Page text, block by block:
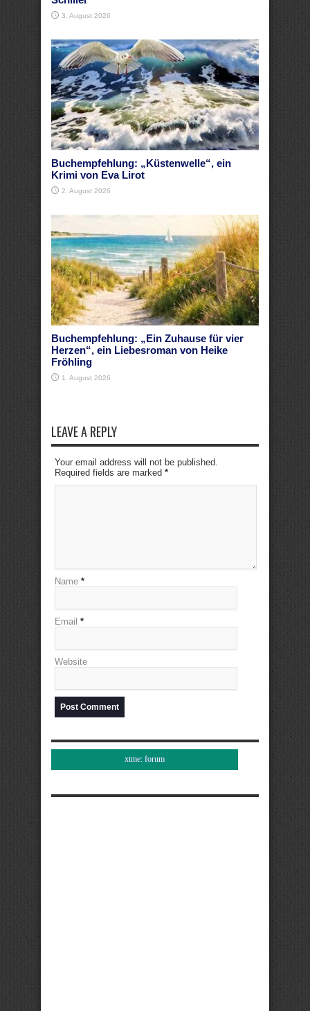
3. August 2026
Buchempfehlung: „Küstenwelle“, ein
Krimi von Eva Lirot
2. August 2026
Buchempfehlung: „Ein Zuhause für vier
Herzen“, ein Liebesroman von Heike
Fröhling
1. August 2026
LEAVE A REPLY
Your email address will not be published.
Required fields are marked *
Name *
Email *
Website
xtme: forum